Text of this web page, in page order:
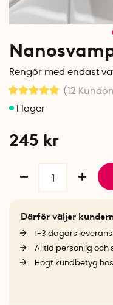
Rengör med endast
(12
245 kr
Därför väljer
1-3 dagars
Alltid personlig och
Högt kundbetyg hos